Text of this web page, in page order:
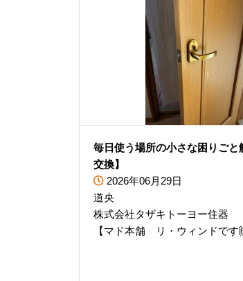
毎日使う場所の小さな困りご
交換】
2026年06月29日
道央
株式会社タザキトーヨー住器
【マド本舗 リ・ウィンドです